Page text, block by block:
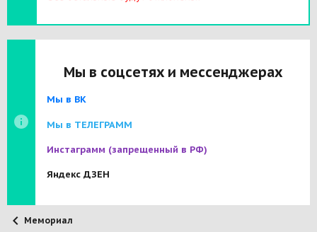
Мы в соцсетях и мессенджерах
Мы в ВК
Мы в ТЕЛЕГРАММ
Инстаграмм (запрещенный в РФ)
Яндекс ДЗЕН
Мемориал